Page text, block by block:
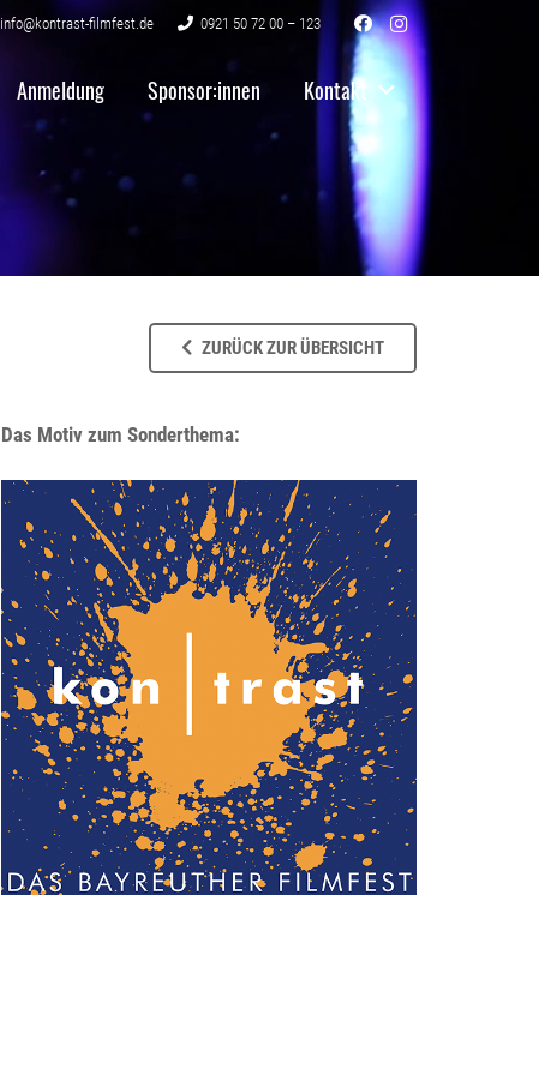
info@kontrast-filmfest.de 0921 50 72 00 – 123
Anmeldung Sponsor:innen Kontakt
ZURÜCK ZUR ÜBERSICHT
Das Motiv zum Sonderthema: